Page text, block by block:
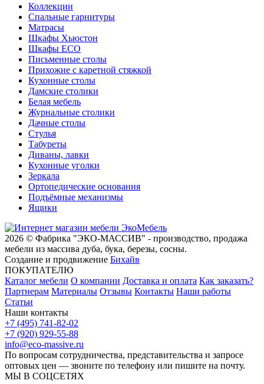
Коллекции
Спальные гарнитуры
Матрасы
Шкафы Хьюстон
Шкафы ECO
Письменные столы
Прихожие с каретной стяжкой
Кухонные столы
Дамские столики
Белая мебель
Журнальные столики
Дачные столы
Стулья
Табуреты
Диваны, лавки
Кухонные уголки
Зеркала
Ортопедические основания
Подъёмные механизмы
Ящики
2026 © Фабрика "ЭКО-МАССИВ" - производство, продажа
мебели из массива дуба, бука, березы, сосны.
Создание и продвижение Бихайв
ПОКУПАТЕЛЮ
Каталог мебели О компании Доставка и оплата Как заказать?
Партнерам Материалы Отзывы Контакты Наши работы
Статьи
Наши контакты
+7 (495) 741-82-02
+7 (920) 929-55-88
info@eco-massive.ru
По вопросам сотрудничества, представи­тельства и запросе
оптовых цен — звоните по телефону или пишите на почту.
МЫ В СОЦСЕТЯХ